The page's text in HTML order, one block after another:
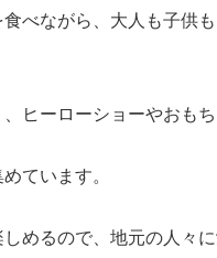
べながら、大人も子供
ヒーローショーやおも
ています。
めるので、地元の人々